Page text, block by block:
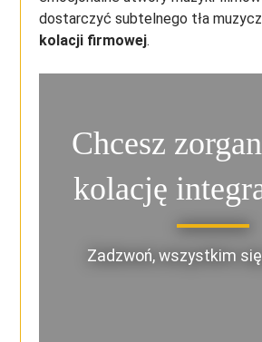
dostarczyć subtelnego tła
kolacji firmowej.
Chcesz
kolację
Zadzwoń, wszystkim